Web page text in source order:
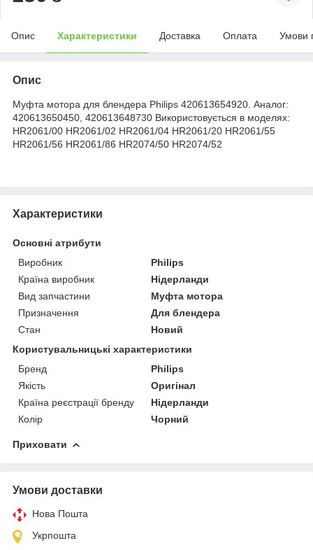
Опис Характеристики Доставка Оплата Умови
Опис
Муфта мотора для блендера Philips 420613654920. Аналог:
420613650450, 420613648730 Використовується в моделях:
HR2061/00 HR2061/02 HR2061/04 HR2061/20 HR2061/55
HR2061/56 HR2061/86 HR2074/50 HR2074/52
Характеристики
Основні атрибути
Виробник
Philips
Країна виробник
Нідерланди
Вид запчастини
Муфта мотора
Призначення
Для блендера
Стан
Новий
Користувальницькі характеристики
Бренд
Philips
Якість
Оригінал
Країна реєстрації бренду
Нідерланди
Колір
Чорний
Приховати
Умови доставки
Нова Пошта
Укрпошта